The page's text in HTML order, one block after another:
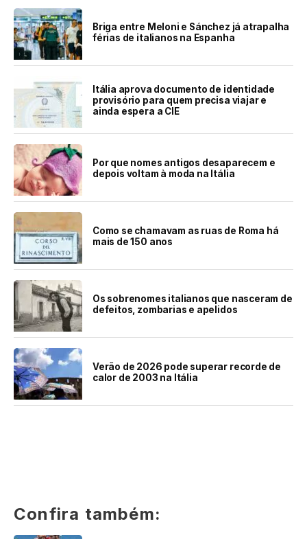
Briga entre Meloni e Sánchez já atrapalha
férias de italianos na Espanha
Itália aprova documento de identidade
provisório para quem precisa viajar e
ainda espera a CIE
Por que nomes antigos desaparecem e
depois voltam à moda na Itália
Como se chamavam as ruas de Roma há
mais de 150 anos
Os sobrenomes italianos que nasceram de
defeitos, zombarias e apelidos
Verão de 2026 pode superar recorde de
calor de 2003 na Itália
Confira também: